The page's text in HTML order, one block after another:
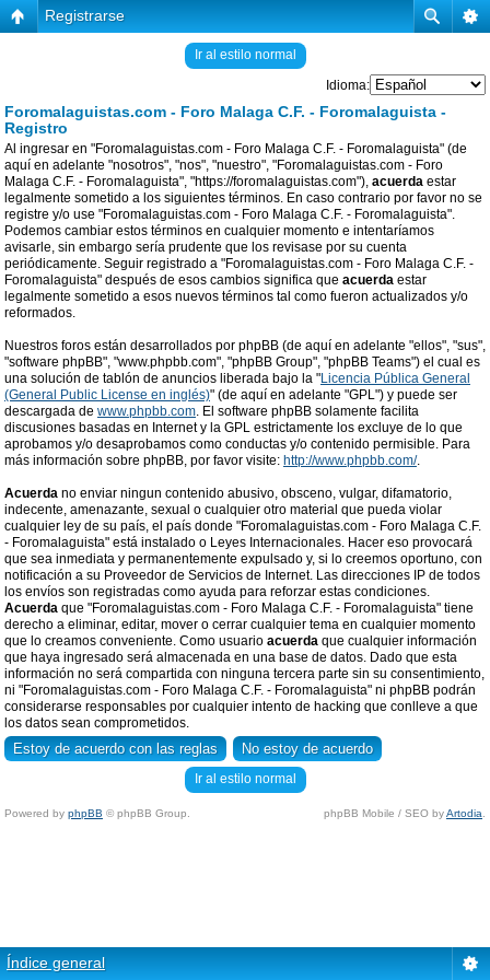
Registrarse
Ir al estilo normal
Idioma:
Foromalaguistas.com - Foro Malaga C.F. - Foromalaguista -
Registro
Al ingresar en "Foromalaguistas.com - Foro Malaga C.F. - Foromalaguista" (de
aquí en adelante "nosotros", "nos", "nuestro", "Foromalaguistas.com - Foro
Malaga C.F. - Foromalaguista", "https://foromalaguistas.com"), acuerda estar
legalmente sometido a los siguientes términos. En caso contrario por favor no se
registre y/o use "Foromalaguistas.com - Foro Malaga C.F. - Foromalaguista".
Podemos cambiar estos términos en cualquier momento e intentaríamos
avisarle, sin embargo sería prudente que los revisase por su cuenta
periódicamente. Seguir registrado a "Foromalaguistas.com - Foro Malaga C.F. -
Foromalaguista" después de esos cambios significa que acuerda estar
legalmente sometido a esos nuevos términos tal como fueron actualizados y/o
reformados.
Nuestros foros están desarrollados por phpBB (de aquí en adelante "ellos", "sus",
"software phpBB", "www.phpbb.com", "phpBB Group", "phpBB Teams") el cual es
una solución de tablón de anuncios liberada bajo la "Licencia Pública General
(General Public License en inglés)" (de aquí en adelante "GPL") y puede ser
descargada de www.phpbb.com. El software phpBB solamente facilita
discusiones basadas en Internet y la GPL estrictamente los excluye de lo que
aprobamos y/o desaprobamos como conductas y/o contenido permisible. Para
más información sobre phpBB, por favor visite: http://www.phpbb.com/.
Acuerda no enviar ningun contenido abusivo, obsceno, vulgar, difamatorio,
indecente, amenazante, sexual o cualquier otro material que pueda violar
cualquier ley de su país, el país donde "Foromalaguistas.com - Foro Malaga C.F.
- Foromalaguista" está instalado o Leyes Internacionales. Hacer eso provocará
que sea inmediata y permanentemente expulsado y, si lo creemos oportuno, con
notificación a su Proveedor de Servicios de Internet. Las direcciones IP de todos
los envíos son registradas como ayuda para reforzar estas condiciones.
Acuerda que "Foromalaguistas.com - Foro Malaga C.F. - Foromalaguista" tiene
derecho a eliminar, editar, mover o cerrar cualquier tema en cualquier momento
que lo creamos conveniente. Como usuario acuerda que cualquier información
que haya ingresado será almacenada en una base de datos. Dado que esta
información no será compartida con ninguna tercera parte sin su consentimiento,
ni "Foromalaguistas.com - Foro Malaga C.F. - Foromalaguista" ni phpBB podrán
considerarse responsables por cualquier intento de hacking que conlleve a que
los datos sean comprometidos.
Ir al estilo normal
Powered by phpBB © phpBB Group. phpBB Mobile / SEO byArtodia
Índice general